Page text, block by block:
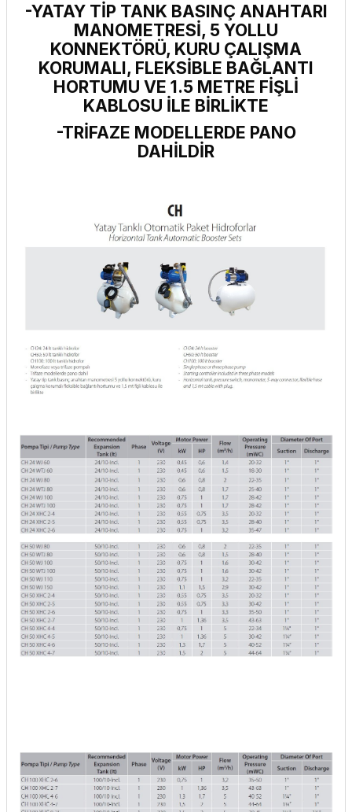
-YATAY TİP TANK BASINÇ ANAHTARI
MANOMETRESİ, 5 YOLLU
KONNEKTÖRÜ, KURU ÇALIŞMA
KORUMALI, FLEKSİBLE BAĞLANTI
HORTUMU VE 1.5 METRE FİŞLİ
KABLOSU İLE BİRLİKTE
-TRİFAZE MODELLERDE PANO
DAHİLDİR